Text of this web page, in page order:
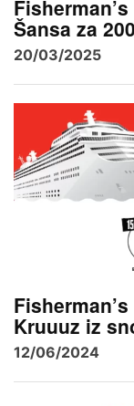
Šansa za
20/03/2025
Kruuuz iz
12/06/2024